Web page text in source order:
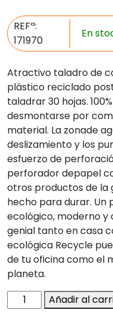
REFª:
171970
En
Atractivo taladro de
plástico reciclado
taladrar 30 hojas.
desmontarse por
material. La zonade
deslizamiento y los
esfuerzo de
perforador depapel
otros productos de la
hecho para durar.
ecológico, moderno
genial tanto en casa
ecológica Recycle
de tu oficina como el
planeta.
Taladrador
petrus
Añadir al